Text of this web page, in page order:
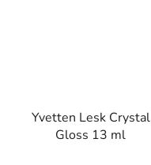
Yvetten Lesk Crystal
Gloss 13 ml